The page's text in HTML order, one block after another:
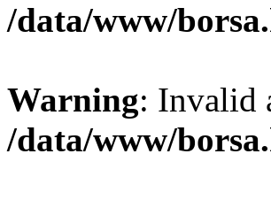
/data/www/
Warning: Invalid
/data/www/